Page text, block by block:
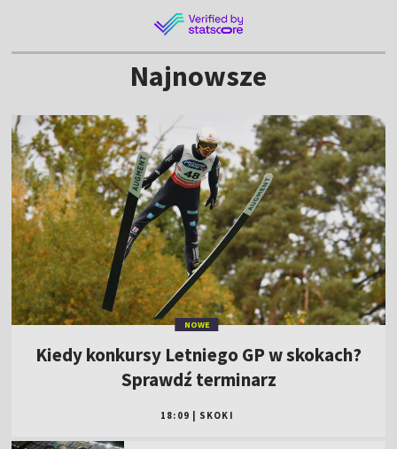
Najnowsze
NOWE
Kiedy konkursy Letniego GP w skokach?
Sprawdź terminarz
18:09 SKOKI